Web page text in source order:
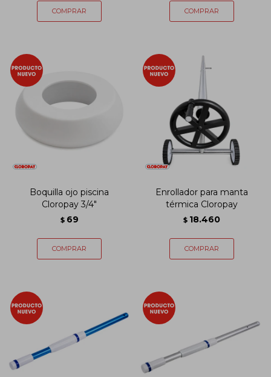
Boquilla ojo piscina
Cloropay 3/4"
$ 69
Enrollador para manta
térmica Cloropay
$ 18.460